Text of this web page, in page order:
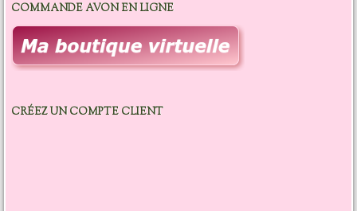
COMMANDE AVON EN LIGNE
CRÉEZ UN COMPTE CLIENT